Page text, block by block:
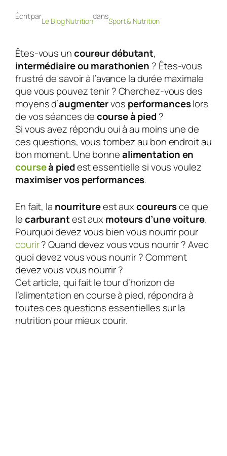
Écrit par
Le Blog Nutrition
dans
Sport & Nutrition
Êtes-vous uncoureur débutant,
intermédiaire ou marathonien ? Êtes-vous
frustré de savoir à l’avance la durée maximale
que vous pouvez tenir ? Cherchez-vous des
moyens d’augmentervos performanceslors
de vos séances decourse à pied?
Si vous avez répondu oui à au moins une de
ces questions, vous tombez au bon endroit au
bon moment. Une bonnealimentation en
courseà piedest essentielle si vous voulez
maximiser vos performances.
En fait, la nourritureest auxcoureursce que
lecarburantest aux moteurs d’une voiture.
Pourquoi devez vous bien vous nourrir pour
courir? Quand devez vous vous nourrir ? Avec
quoi devez vous vous nourrir ? Comment
devez vous vous nourrir ?
Cet article, qui fait le tour d’horizon de
l’alimentation en course à pied, répondra à
toutes ces questions essentielles sur la
nutrition pour mieux courir.